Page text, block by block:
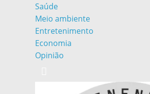
Saúde
Meio ambiente
Entretenimento
Economia
Opinião